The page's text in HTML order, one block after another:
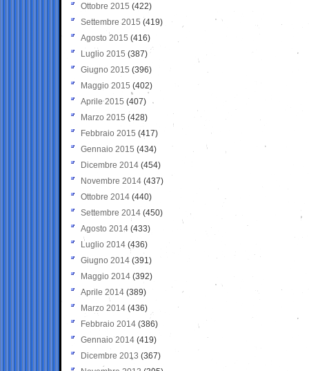
Ottobre 2015 (422)
Settembre 2015 (419)
Agosto 2015 (416)
Luglio 2015 (387)
Giugno 2015 (396)
Maggio 2015 (402)
Aprile 2015 (407)
Marzo 2015 (428)
Febbraio 2015 (417)
Gennaio 2015 (434)
Dicembre 2014 (454)
Novembre 2014 (437)
Ottobre 2014 (440)
Settembre 2014 (450)
Agosto 2014 (433)
Luglio 2014 (436)
Giugno 2014 (391)
Maggio 2014 (392)
Aprile 2014 (389)
Marzo 2014 (436)
Febbraio 2014 (386)
Gennaio 2014 (419)
Dicembre 2013 (367)